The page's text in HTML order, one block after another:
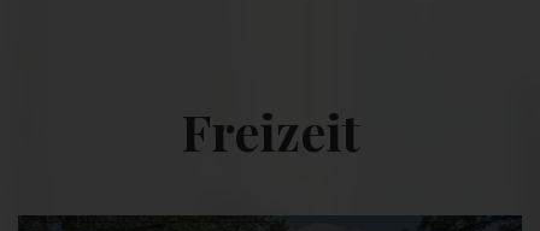
Freizeit